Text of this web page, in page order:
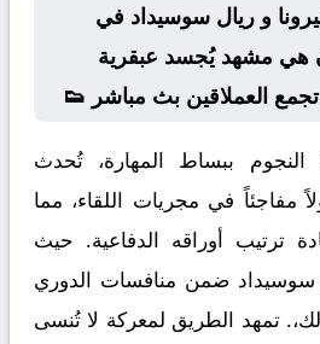
و ريال سوسيداد في
هي مشهد يُجسد عبقرية
تجمع العملاقين بث مباشر 👟
النجوم ببساط المهارة، تُحدث
مفاجئاً في مجريات اللقاء، مما
ترتيب أوراقه الدفاعية. حيث
سوسيداد ضمن منافسات الدوري
تمهد الطريق لمعركة لا تُنسى